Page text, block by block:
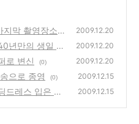
지막 촬영장소
2009.12.20
년만의 생일 파
2009.12.20
로 변신 (0) 2009.12.20
으로 종영 (0) 2009.12.15
드레스 입은 모
2009.12.15